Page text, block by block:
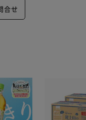
合せ